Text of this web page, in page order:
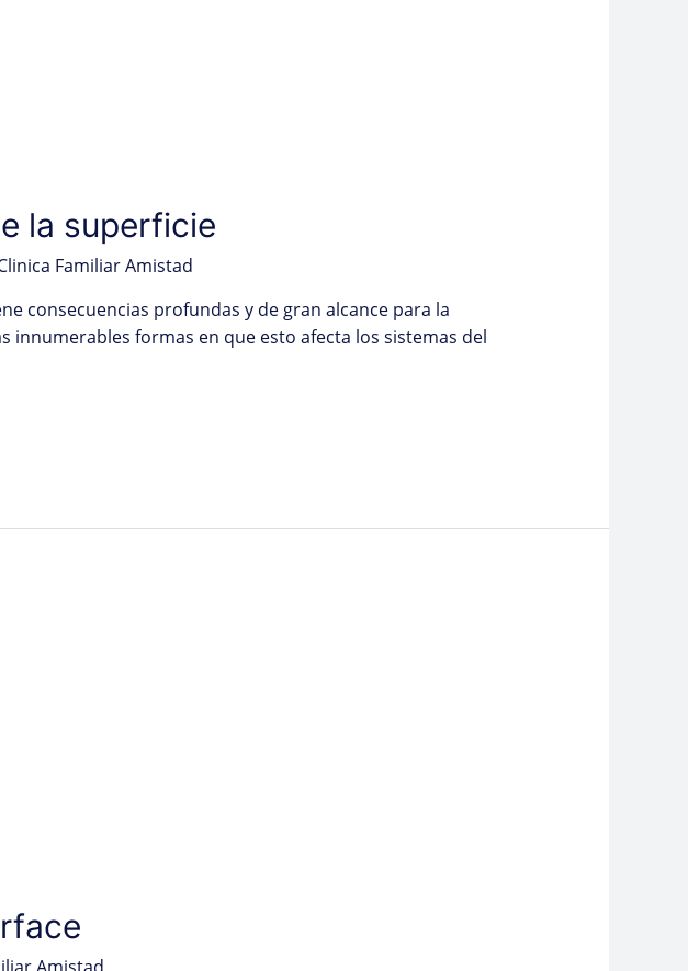
la superficie
Familiar Amistad
consecuencias profundas y de gran alcance para la
innumerables formas en que esto afecta los sistemas del